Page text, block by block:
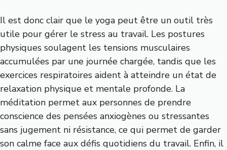
Il est donc clair que le yoga peut être un outil très
utile pour gérer le stress au travail. Les postures
physiques soulagent les tensions musculaires
accumulées par une journée chargée, tandis que les
exercices respiratoires aident à atteindre un état de
relaxation physique et mentale profonde. La
méditation permet aux personnes de prendre
conscience des pensées anxiogènes ou stressantes
sans jugement ni résistance, ce qui permet de garder
son calme face aux défis quotidiens du travail. Enfin, il